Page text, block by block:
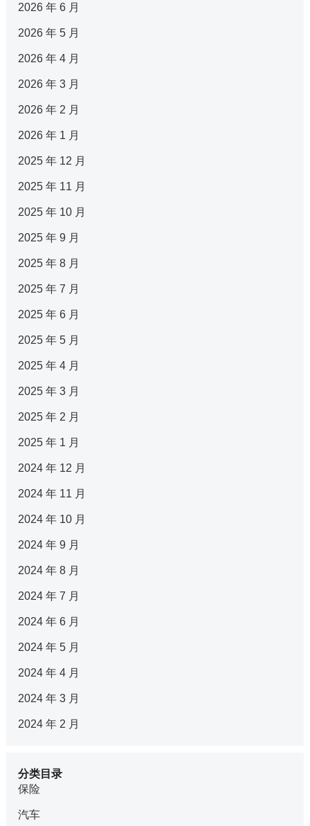
2026 年 6 月
2026 年 5 月
2026 年 4 月
2026 年 3 月
2026 年 2 月
2026 年 1 月
2025 年 12 月
2025 年 11 月
2025 年 10 月
2025 年 9 月
2025 年 8 月
2025 年 7 月
2025 年 6 月
2025 年 5 月
2025 年 4 月
2025 年 3 月
2025 年 2 月
2025 年 1 月
2024 年 12 月
2024 年 11 月
2024 年 10 月
2024 年 9 月
2024 年 8 月
2024 年 7 月
2024 年 6 月
2024 年 5 月
2024 年 4 月
2024 年 3 月
2024 年 2 月
分类目录
保险
汽车